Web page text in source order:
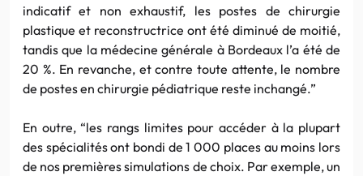
indicatif et non exhaustif, les postes de chirurgie
plastique et reconstructrice ont été diminué de moitié,
tandis que la médecine générale à Bordeaux l’a été de
20 %. En revanche, et contre toute attente, le nombre
de postes en chirurgie pédiatrique reste inchangé.”
En outre, “les rangs limites pour accéder à la plupart
des spécialités ont bondi de 1 000 places au moins lors
de nos premières simulations de choix. Par exemple, un